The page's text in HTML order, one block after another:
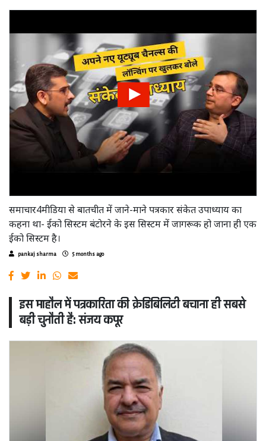
समाचार4मीडिया से बातचीत में जाने-माने पत्रकार संकेत उपाध्याय का
कहना था- ईको सिस्टम बंटोरने के इस सिस्टम में जागरूक हो जाना ही एक
ईको सिस्टम है।
pankaj sharma 5 months ago
इस माहौल में पत्रकारिता की क्रेडिबिलिटी बचाना ही सबसे
बड़ी चुनौती है: संजय कपूर